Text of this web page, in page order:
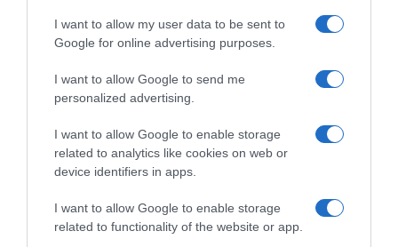
I want to allow my user data to be sent to
Google for online advertising purposes.
I want to allow Google to send me
personalized advertising.
I want to allow Google to enable storage
related to analytics like cookies on web or
device identifiers in apps.
I want to allow Google to enable storage
related to functionality of the website or app.